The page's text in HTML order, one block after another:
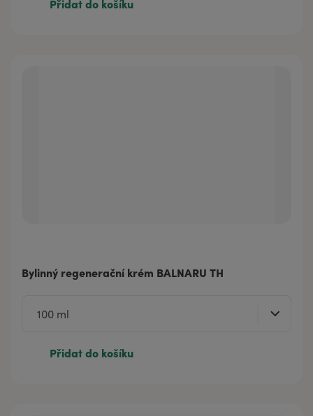
Přidat do košíku
Bylinný regenerační krém BALNARU TH
Přidat do košíku